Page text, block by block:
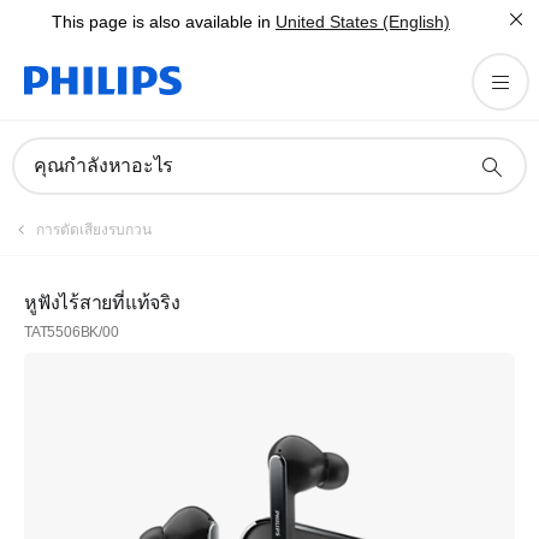
This page is also available in United States (English)
คุณกำลังหาอะไร
การตัดเสียงรบกวน
หูฟังไร้สายที่แท้จริง
TAT5506BK/00